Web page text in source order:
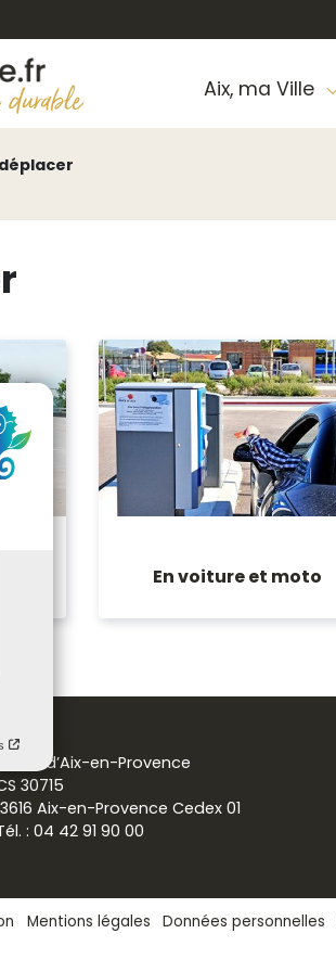
Aix, ma Ville
En voiture et moto
Mairie d’Aix-en-Provence
30715
Aix-en-Provence Cedex 01
: 04 42 91 90 00
Mentions légales Données personnelles